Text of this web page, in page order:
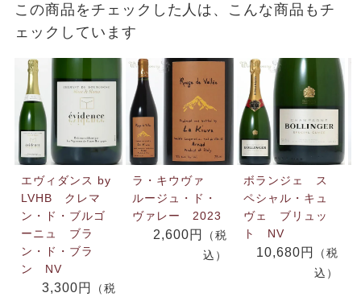
この商品をチェックした人は、こんな商品もチ
ェックしています
エヴィダンス by
LVHB クレマ
ン・ド・ブルゴ
ーニュ ブラ
ン・ド・ブラ
ン NV
3,300円
（税
ラ・キウヴァ
ルージュ・ド・
ヴァレー 2023
2,600円
（税
込）
ボランジェ ス
ペシャル・キュ
ヴェ ブリュッ
ト NV
10,680円
（税
込）